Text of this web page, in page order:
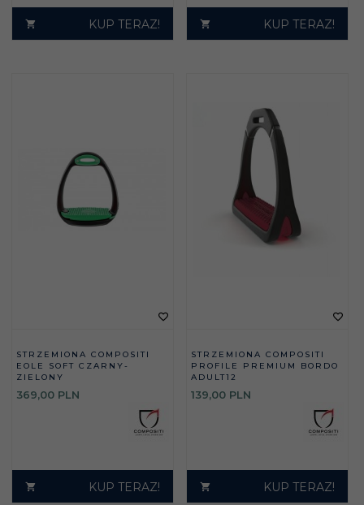
KUP TERAZ! KUP TERAZ!
STRZEMIONA COMPOSITI
EOLE SOFT CZARNY-
ZIELONY
369,00 PLN
KUP TERAZ!
STRZEMIONA COMPOSITI
PROFILE PREMIUM BORDO
ADULT12
139,00 PLN
KUP TERAZ!